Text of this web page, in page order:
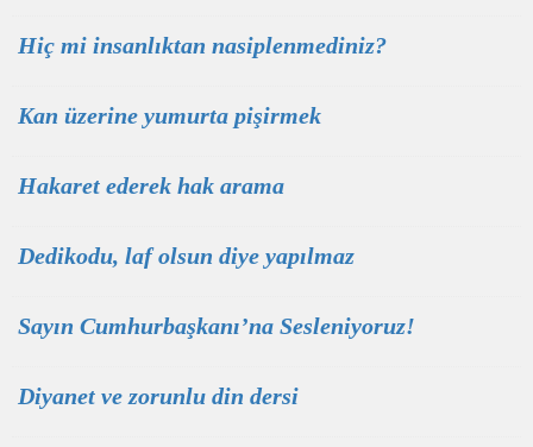
Hiç mi insanlıktan nasiplenmediniz?
Kan üzerine yumurta pişirmek
Hakaret ederek hak arama
Dedikodu, laf olsun diye yapılmaz
Sayın Cumhurbaşkanı’na Sesleniyoruz!
Diyanet ve zorunlu din dersi